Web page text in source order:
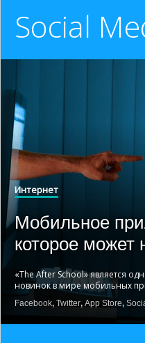
Social
Интернет
Мобильное
которое может
«The After School» является
новинок в мире мобильных
Facebook, Twitter, App Store,